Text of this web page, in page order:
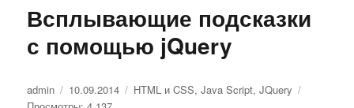
Всплывающие подсказки
с помощью jQuery
Автор
admin Опубликовано
10.09.2014 Рубрики
HTML и CSS,Java Script,JQuery